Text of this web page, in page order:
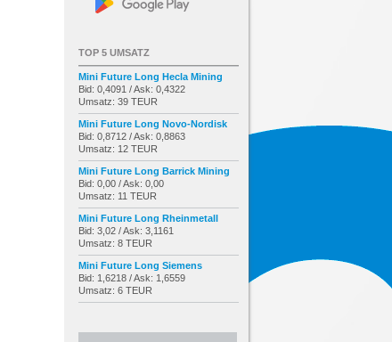
TOP 5 UMSATZ
Mini Future Long Hecla Mining
Bid: 0,4091 / Ask: 0,4322
Umsatz: 39 TEUR
Mini Future Long Novo-Nordisk
Bid: 0,8712 / Ask: 0,8863
Umsatz: 12 TEUR
Mini Future Long Barrick Mining
Bid: 0,00 / Ask: 0,00
Umsatz: 11 TEUR
Mini Future Long Rheinmetall
Bid: 3,02 / Ask: 3,1161
Umsatz: 8 TEUR
Mini Future Long Siemens
Bid: 1,6218 / Ask: 1,6559
Umsatz: 6 TEUR